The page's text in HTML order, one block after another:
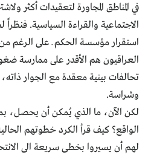
في المناطق المجاورة لتعقيدات أكثر
الاجتماعية والقراءة السياسية.
استقرار مؤسسة الحكم ــ على الرغم من
العراقيون هم الأقدر على ممارسة
تحالفات بينية معقدة مع الجوار
وشراسة.
لكن الآن، ما الذي يُمكن أن يحصل،
الواقع؟ كيف قرأ الكرد خطوتهم
لهم أن يسيروا بخطى سريعة الى